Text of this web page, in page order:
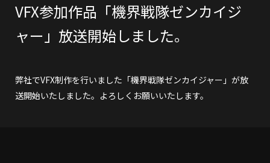
VFX参加作品「機界戦隊ゼンカイジ
ャー」放送開始しました。
弊社でVFX制作を行いました「機界戦隊ゼンカイジャー」が放
送開始いたしました。よろしくお願いいたします。